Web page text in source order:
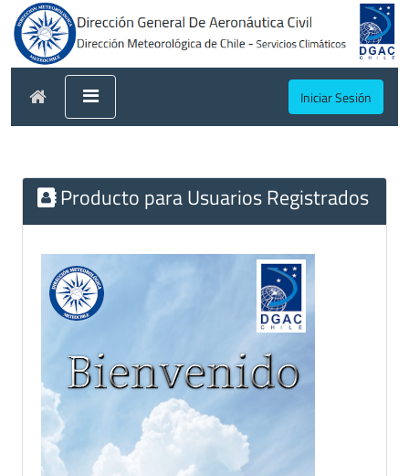
Iniciar Sesión
Producto para Usuarios Registrados